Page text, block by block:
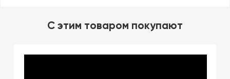
C этим товаром покупают